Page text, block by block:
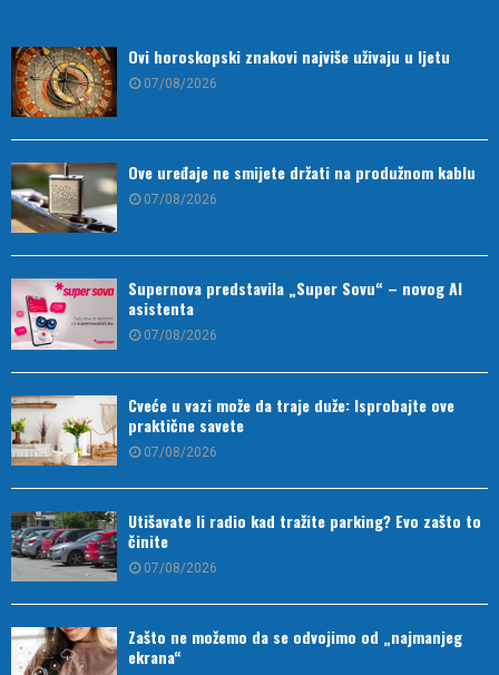
Ovi horoskopski znakovi najviše uživaju u ljetu
07/08/2026
Ove uređaje ne smijete držati na produžnom kablu
07/08/2026
Supernova predstavila „Super Sovu“ – novog AI
asistenta
07/08/2026
Cveće u vazi može da traje duže: Isprobajte ove
praktične savete
07/08/2026
Utišavate li radio kad tražite parking? Evo zašto to
činite
07/08/2026
Zašto ne možemo da se odvojimo od „najmanjeg
ekrana“